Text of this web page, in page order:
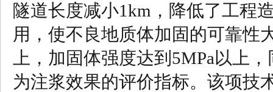
隧道长度减小1km，降低了工程
用，使不良地质体加固的可靠性
上，加固体强度达到5MPa以上
为注浆效果的评价指标。该项技